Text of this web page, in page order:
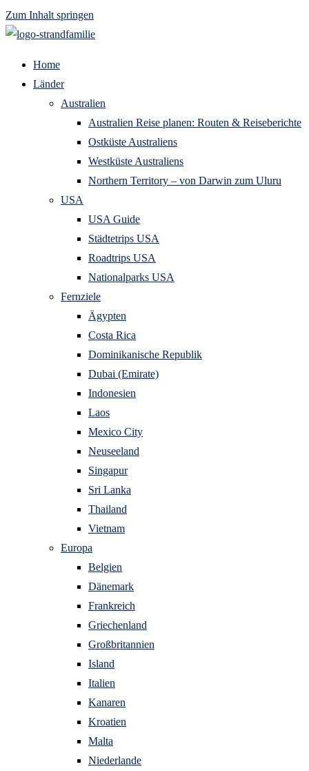
Zum Inhalt springen
Home
Länder
Australien
Australien Reise planen: Routen & Reiseberichte
Ostküste Australiens
Westküste Australiens
Northern Territory – von Darwin zum Uluru
USA
USA Guide
Städtetrips USA
Roadtrips USA
Nationalparks USA
Fernziele
Ägypten
Costa Rica
Dominikanische Republik
Dubai (Emirate)
Indonesien
Laos
Mexico City
Neuseeland
Singapur
Sri Lanka
Thailand
Vietnam
Europa
Belgien
Dänemark
Frankreich
Griechenland
Großbritannien
Island
Italien
Kanaren
Kroatien
Malta
Niederlande